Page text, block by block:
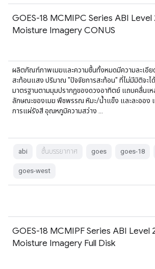
GOES-18 MCMIPC Series ABI Level
Moisture Imagery CONUS
ผลิตภัณฑ์ภาพเมฆและความชื้นทั้งหมดมีความละเอีย
สะท้อนแสง ปริมาณ "ปัจจัยการสะท้อน" ที่ไม่มีมิติจะไ
มาตรฐานตามมุมปรากฏของดวงอาทิตย์ แถบคลื่นเห
ลักษณะของเมฆ พืชพรรณ หิมะ/น้ำแข็ง และละออง
การแผ่รังสี อุณหภูมิความสว่าง …
abi ชั้นบรรยากาศ goes goes-18
goes-west
GOES-18 MCMIPF Series ABI Level
Moisture Imagery Full Disk